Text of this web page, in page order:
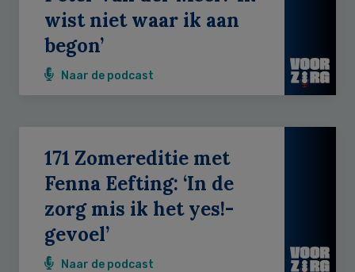
wist niet waar ik aan
begon’
Naar de podcast
171 Zomereditie met
Fenna Eefting: ‘In de
zorg mis ik het yes!-
gevoel’
Naar de podcast